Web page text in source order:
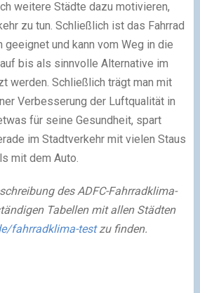
weitere Städte dazu motivieren,
zu tun. Schließlich ist das Fahrrad
geeignet und kann vom Weg in die
bis als sinnvolle Alternative im
werden. Schließlich trägt man mit
Verbesserung der Luftqualität in
für seine Gesundheit, spart
im Stadtverkehr mit vielen Staus
mit dem Auto.
des ADFC-Fahrradklima-
Tabellen mit allen Städten
fahrradklima-testzu finden.